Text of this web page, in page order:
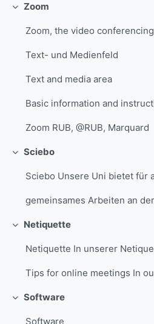
Replier
Zoom
Text- und Medienfeld
Text and media area
Zoom RUB, @RUB, Marquard
Replier
Sciebo
Replier
Netiquette
Replier
Software
Software